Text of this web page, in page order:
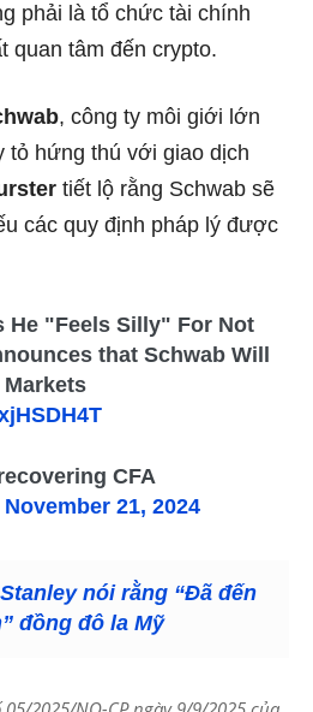
phải là tổ chức tài chính
quan tâm đến crypto.
, công ty môi giới lớn
tỏ hứng thú với giao dịch
tiết lộ rằng Schwab sẽ
các quy định pháp lý được
He "Feels Silly" For Not
that Schwab Will
CFA
November 21, 2024
nói rằng “Đã đến
đồng đô la Mỹ